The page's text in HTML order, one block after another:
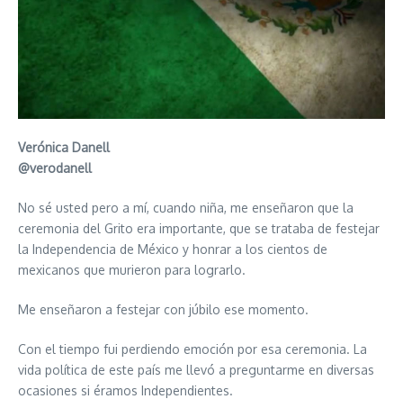
Verónica Danell
@verodanell
No sé usted pero a mí, cuando niña, me enseñaron que la
ceremonia del Grito era importante, que se trataba de festejar
la Independencia de México y honrar a los cientos de
mexicanos que murieron para lograrlo.
Me enseñaron a festejar con júbilo ese momento.
Con el tiempo fui perdiendo emoción por esa ceremonia. La
vida política de este país me llevó a preguntarme en diversas
ocasiones si éramos Independientes.